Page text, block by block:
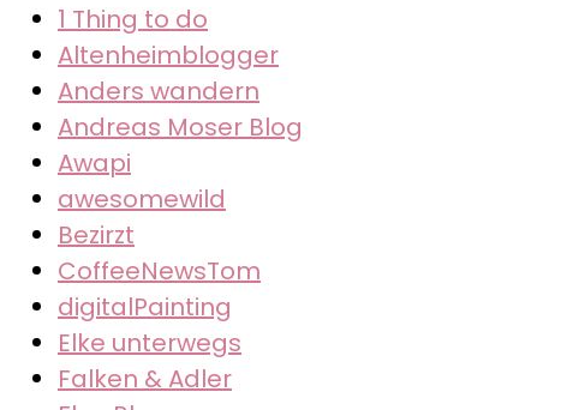
1 Thing to do
Altenheimblogger
Anders wandern
Andreas Moser Blog
Awapi
awesomewild
Bezirzt
CoffeeNewsTom
digitalPainting
Elke unterwegs
Falken & Adler